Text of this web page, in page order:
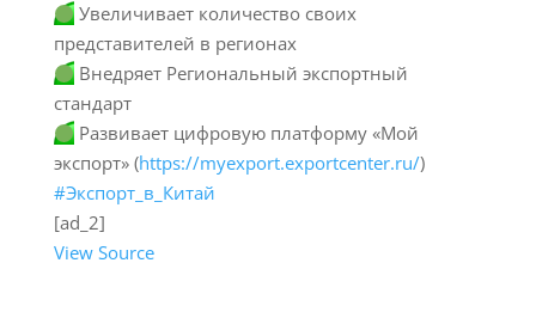
Увеличивает количество своих
представителей в регионах
Внедряет Региональный экспортный
стандарт
Развивает цифровую платформу «Мой
экспорт» (https://myexport.exportcenter.ru/)
#Экспорт_в_Китай
[ad_2]
View Source